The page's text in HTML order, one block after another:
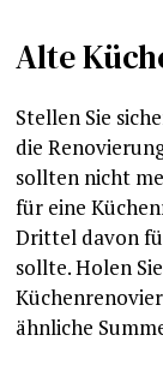
Alte
Stellen Sie
die
sollten nicht
für eine
Drittel davon
sollte. Holen
ähnliche